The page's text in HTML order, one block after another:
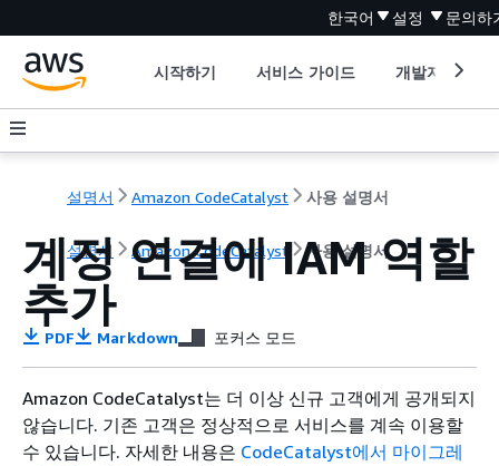
한국어 설정 문의하
시작하기 서비스 가이드 개발자 도구
설명서 Amazon CodeCatalyst 사용 설명서
설명서 Amazon CodeCatalyst 사용 설명서
계정 연결에 IAM 역할
추가
PDF Markdown 포커스 모드
Amazon CodeCatalyst는 더 이상 신규 고객에게 공개되지
않습니다. 기존 고객은 정상적으로 서비스를 계속 이용할
수 있습니다. 자세한 내용은 CodeCatalyst에서 마이그레